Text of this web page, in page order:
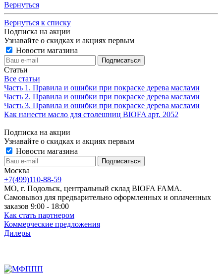
Вернуться
Вернуться к списку
Подписка на акции
Узнавайте о скидках и акциях первым
Новости магазина
Статьи
Все статьи
Часть 1. Правила и ошибки при покраске дерева маслами
Часть 2. Правила и ошибки при покраске дерева маслами
Часть 3. Правила и ошибки при покраске дерева маслами
Как нанести масло для столешниц BIOFA арт. 2052
Подписка на акции
Узнавайте о скидках и акциях первым
Новости магазина
Москва
+7(499)110-88-59
МО, г. Подольск, центральный склад BIOFA FAMA.
Самовывоз для предварительно оформленных и оплаченных
заказов 9:00 - 18:00
Как стать партнером
Коммерческие предложения
Дилеры